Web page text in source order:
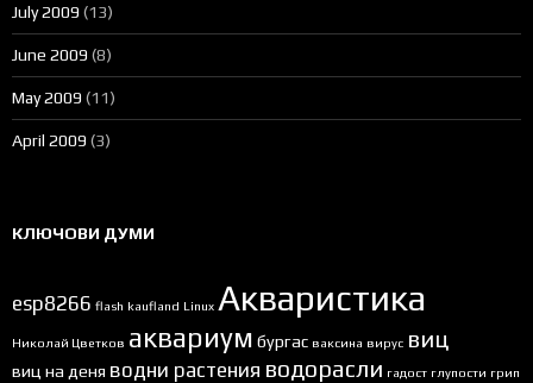
July 2009 (13)
June 2009 (8)
May 2009 (11)
April 2009 (3)
КЛЮЧОВИ ДУМИ
esp8266 flash kaufland Linux Акваристика
Николай Цветков аквариум бургас ваксина вирус виц
виц на деня водни растения водорасли гадост глупости грип